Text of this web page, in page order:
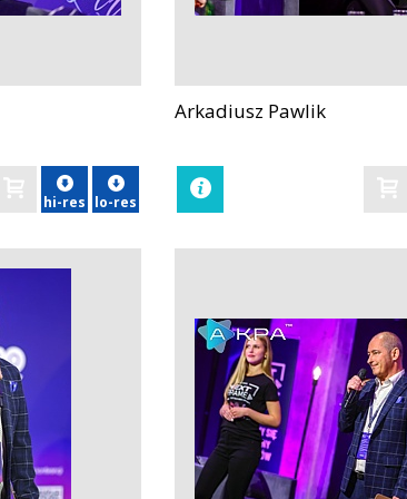
hi-res lo-res
zobacz
Arkadiusz Pawlik